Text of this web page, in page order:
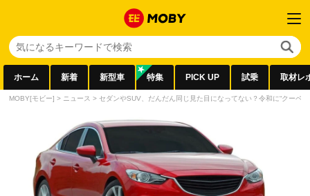
ホーム 新着 新型車 特集 PICK UP 試乗 取材レ
MOBY[モビー] > ニュース > セダンやSUV、だんだん同じ見た目になってない？令和に“クーペ